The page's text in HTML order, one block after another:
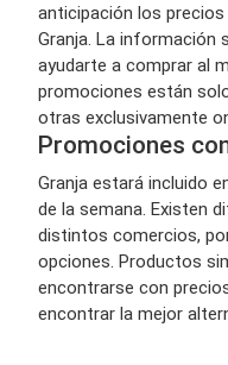
anticipación los
Granja. La información
ayudarte a comprar al
promociones están
otras exclusivamente
Promociones
Granja estará incluido
de la semana. Existen
distintos comercios,
opciones. Productos
encontrarse con
encontrar la mejor